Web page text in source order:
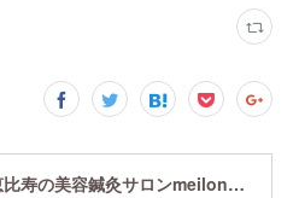
【公式】恵比寿の美容鍼灸サロンmeilong｜ツボを押さえた針・お灸の治療で美容と健康を叶えます